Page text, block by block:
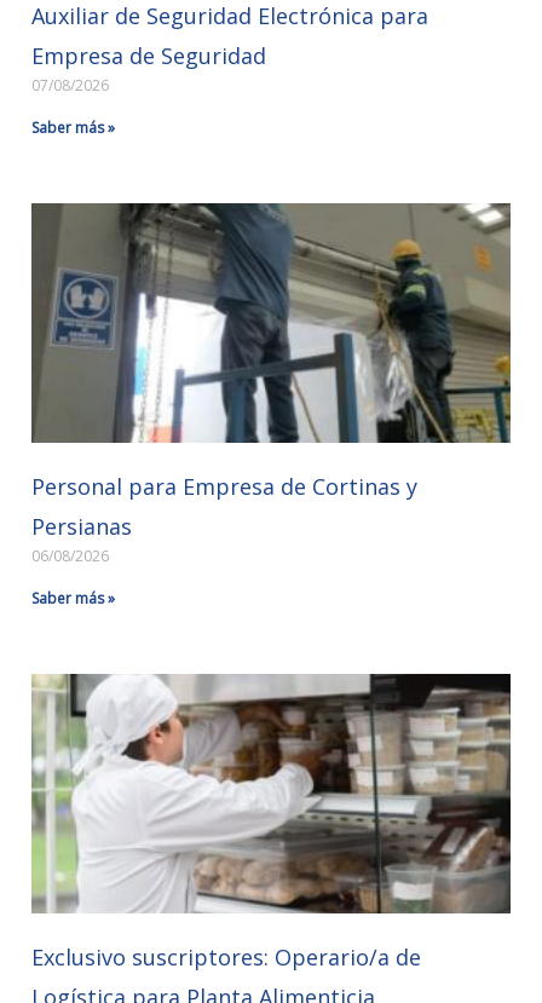
Auxiliar de Seguridad Electrónica para
Empresa de Seguridad
07/08/2026
Saber más »
Personal para Empresa de Cortinas y
Persianas
06/08/2026
Saber más »
Exclusivo suscriptores: Operario/a de
Logística para Planta Alimenticia